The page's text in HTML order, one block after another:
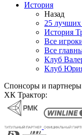
История
Назад
25 лучших
История
Все
Все
Клуб
Клуб
Спонсоры и партнеры
ХК Трактор: